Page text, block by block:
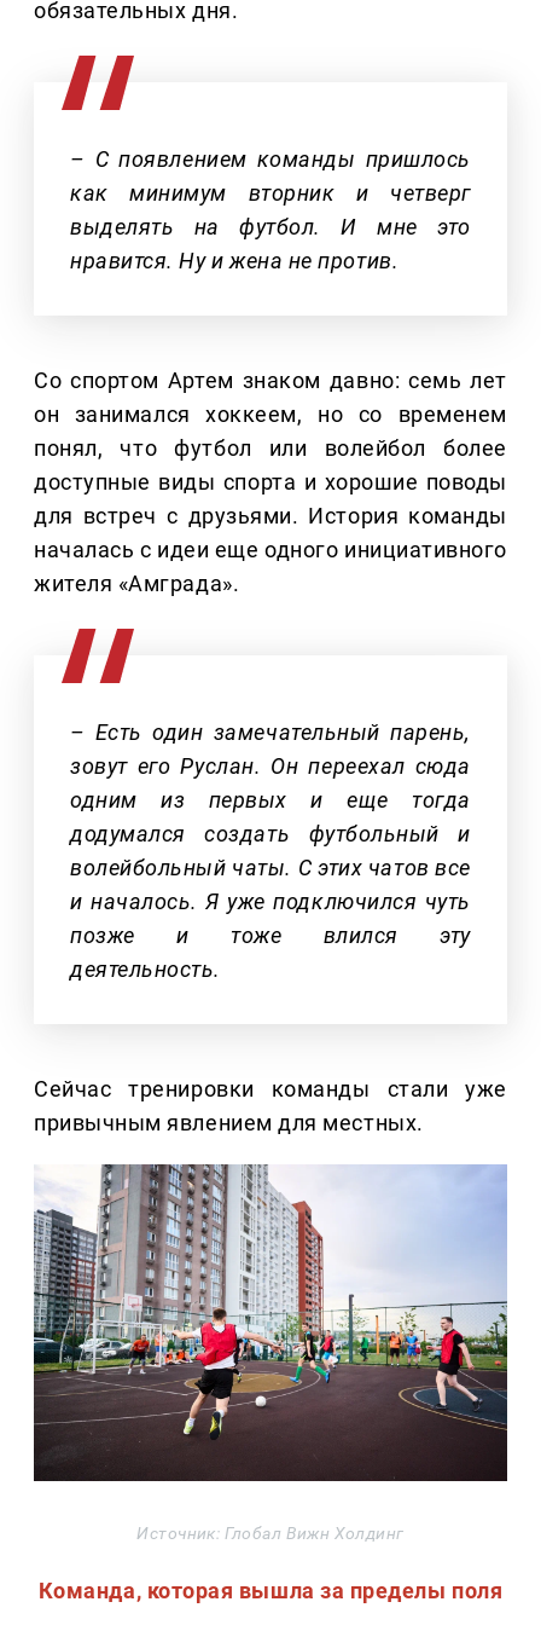
обязательных дня.
– С появлением команды пришлось
как минимум вторник и четверг
выделять на футбол. И мне это
нравится. Ну и жена не против.
Со спортом Артем знаком давно: семь лет
он занимался хоккеем, но со временем
понял, что футбол или волейбол более
доступные виды спорта и хорошие поводы
для встреч с друзьями. История команды
началась с идеи еще одного инициативного
жителя «Амграда».
– Есть один замечательный парень,
зовут его Руслан. Он переехал сюда
одним из первых и еще тогда
додумался создать футбольный и
волейбольный чаты. С этих чатов все
и началось. Я уже подключился чуть
позже и тоже влился эту
деятельность.
Сейчас тренировки команды стали уже
привычным явлением для местных.
Источник: Глобал Вижн Холдинг
Команда, которая вышла за пределы поля